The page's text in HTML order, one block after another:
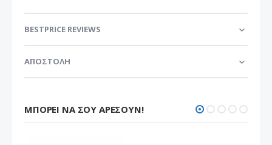
BESTPRICE REVIEWS
ΑΠΟΣΤΟΛΗ
ΜΠΟΡΕΊ ΝΑ ΣΟΥ ΑΡΈΣΟΥΝ!